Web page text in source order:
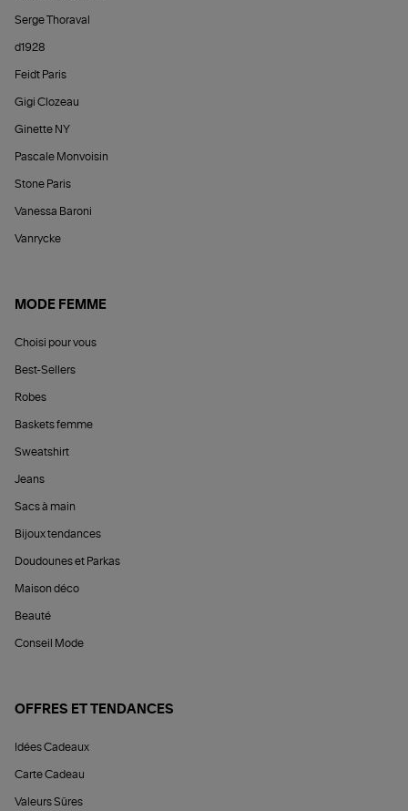
Serge Thoraval
d1928
Feidt Paris
Gigi Clozeau
Ginette NY
Pascale Monvoisin
Stone Paris
Vanessa Baroni
Vanrycke
MODE FEMME
Choisi pour vous
Best-Sellers
Robes
Baskets femme
Sweatshirt
Jeans
Sacs à main
Bijoux tendances
Doudounes et Parkas
Maison déco
Beauté
Conseil Mode
OFFRES ET TENDANCES
Idées Cadeaux
Carte Cadeau
Valeurs Sûres